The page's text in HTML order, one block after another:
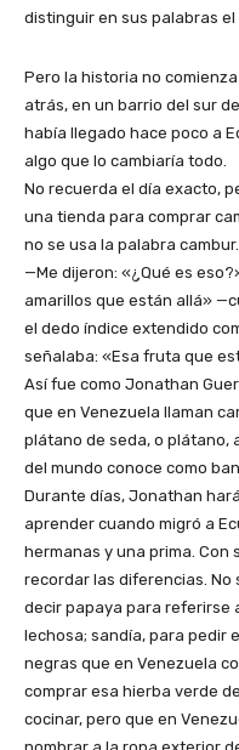
distinguir en sus palabras el
Pero la historia no
atrás, en un barrio del sur
había llegado hace poco a
algo que lo cambiaría todo.
No recuerda el día exacto,
una tienda para comprar
no se usa la palabra cambur.
—Me dijeron: «¿Qué es
amarillos que están allá»
el dedo índice extendido
señalaba: «Esa fruta que
Así fue como Jonathan
que en Venezuela llaman
plátano de seda, o plátano,
del mundo conoce como
Durante días, Jonathan
aprender cuando migró a
hermanas y una prima. Con
recordar las diferencias. No
decir papaya para referirse
lechosa; sandía, para pedir
negras que en Venezuela
comprar esa hierba verde
cocinar, pero que en